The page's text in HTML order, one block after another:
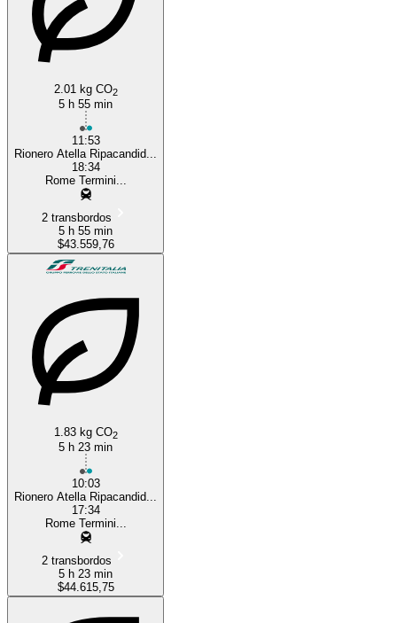
2.01 kg CO2
5 h 55 min
11:53
Rionero Atella Ripacandid...
18:34
Rome Termini...
2 transbordos
5 h 55 min
$43.559,76
1.83 kg CO2
5 h 23 min
10:03
Rionero Atella Ripacandid...
17:34
Rome Termini...
2 transbordos
5 h 23 min
$44.615,75